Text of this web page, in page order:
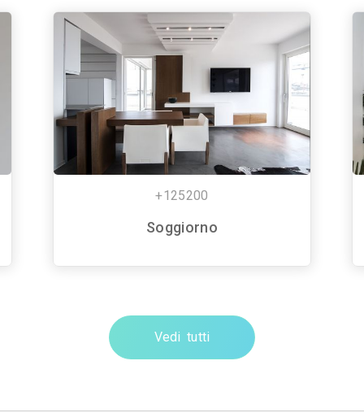
+125200
Soggiorno
Vedi tutti